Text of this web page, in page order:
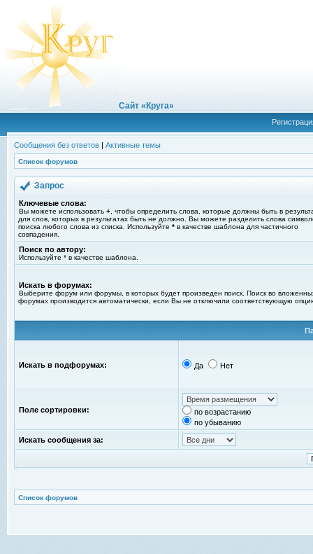
Сайт «Круга»
Сообщения без ответов | Активные темы
Список форумов
Запрос
Ключевые слова:
Вы можете использовать + , чтобы определить слова, которые должны быть в
для слов, которых в результатах быть не должно. Вы можете разделить слова
поиска любого слова из списка. Используйте * в качестве шаблона для частичного
совпадения.
Поиск по автору:
Используйте * в качестве шаблона.
Искать в форумах:
Выберите форум или форумы, в которых будет произведен поиск. Поиск во
форумах производится автоматически, если Вы не отключили соответствующую
Искать в подфорумах: Да Нет
Поле сортировки:
по возрастанию
по убыванию
Искать сообщения за:
Список форумов